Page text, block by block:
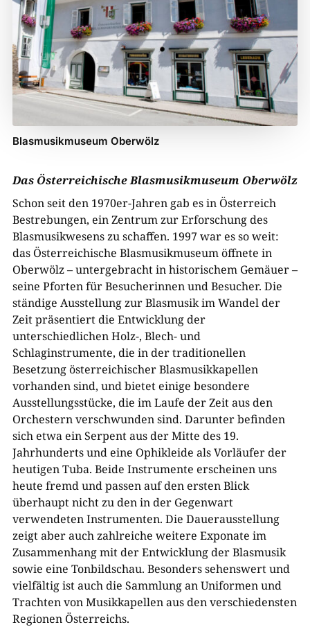
Blasmusikmuseum Oberwölz
Das Österreichische Blasmusikmuseum Oberwölz
Schon seit den 1970er-Jahren gab es in Österreich
Bestrebungen, ein Zentrum zur Erforschung des
Blasmusikwesens zu schaffen. 1997 war es so weit:
das Österreichische Blasmusikmuseum öffnete in
Oberwölz – untergebracht in historischem Gemäuer –
seine Pforten für Besucherinnen und Besucher. Die
ständige Ausstellung zur Blasmusik im Wandel der
Zeit präsentiert die Entwicklung der
unterschiedlichen Holz-, Blech- und
Schlaginstrumente, die in der traditionellen
Besetzung österreichischer Blasmusikkapellen
vorhanden sind, und bietet einige besondere
Ausstellungsstücke, die im Laufe der Zeit aus den
Orchestern verschwunden sind. Darunter befinden
sich etwa ein Serpent aus der Mitte des 19.
Jahrhunderts und eine Ophikleide als Vorläufer der
heutigen Tuba. Beide Instrumente erscheinen uns
heute fremd und passen auf den ersten Blick
überhaupt nicht zu den in der Gegenwart
verwendeten Instrumenten. Die Dauerausstellung
zeigt aber auch zahlreiche weitere Exponate im
Zusammenhang mit der Entwicklung der Blasmusik
sowie eine Tonbildschau. Besonders sehenswert und
vielfältig ist auch die Sammlung an Uniformen und
Trachten von Musikkapellen aus den verschiedensten
Regionen Österreichs.